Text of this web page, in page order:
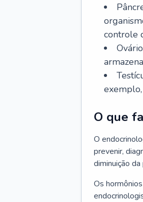
controle
O que
O
prevenir,
diminuição
Os